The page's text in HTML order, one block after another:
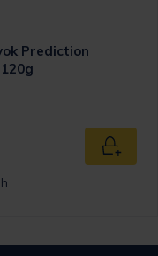
Prediction
Ajouter